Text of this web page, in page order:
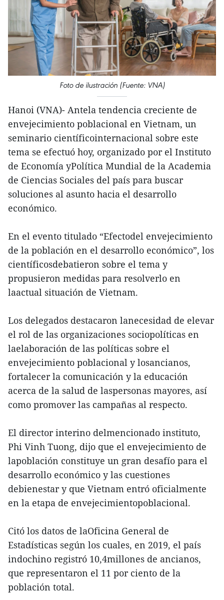
Foto de ilustración (Fuente: VNA)
Hanoi (VNA)- Antela tendencia creciente de
envejecimiento poblacional en Vietnam, un
seminario científicointernacional sobre este
tema se efectuó hoy, organizado por el Instituto
de Economía yPolítica Mundial de la Academia
de Ciencias Sociales del país para buscar
soluciones al asunto hacia el desarrollo
económico.
En el evento titulado “Efectodel envejecimiento
de la población en el desarrollo económico”, los
científicosdebatieron sobre el tema y
propusieron medidas para resolverlo en
laactual situación de Vietnam.
Los delegados destacaron lanecesidad de elevar
el rol de las organizaciones sociopolíticas en
laelaboración de las políticas sobre el
envejecimiento poblacional y losancianos,
fortalecer la comunicación y la educación
acerca de la salud de laspersonas mayores, así
como promover las campañas al respecto.
El director interino delmencionado instituto,
Phi Vinh Tuong, dijo que el envejecimiento de
lapoblación constituye un gran desafío para el
desarrollo económico y las cuestiones
debienestar y que Vietnam entró oficialmente
en la etapa de envejecimientopoblacional.
Citó los datos de laOficina General de
Estadísticas según los cuales, en 2019, el país
indochino registró 10,4millones de ancianos,
que representaron el 11 por ciento de la
población total.